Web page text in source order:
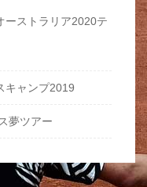
ストラリア2020テ
キャンプ2019
夢ツアー